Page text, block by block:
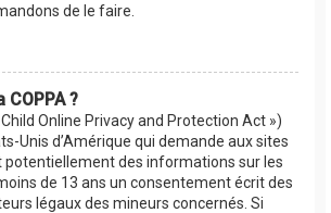
de le faire.
COPPA ?
Online Privacy and Protection Act »)
Unis d’Amérique qui demande aux sites
des informations sur les
de 13 ans un consentement écrit des
légaux des mineurs concernés. Si